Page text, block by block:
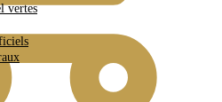
vertes